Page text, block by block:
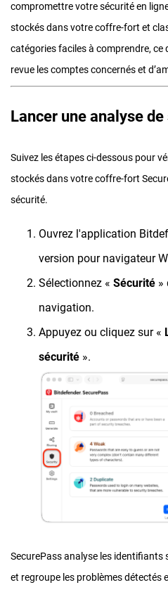
compromettre votre sécurité en
stockés dans votre coffre-fort et
catégories faciles à comprendre, ce
revue les comptes concernés et
Lancer une analyse
Suivez les étapes ci-dessous pour
stockés dans votre coffre-fort
sécurité.
Ouvrez l'application
version pour navigateur
Sélectionnez « Sécurité »
navigation.
Appuyez ou cliquez sur «
sécurité ».
SecurePass analyse les
et regroupe les problèmes détectés